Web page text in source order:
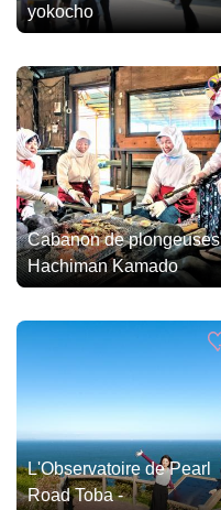
yokocho
Cabanon de plongeuses
Hachiman Kamado
L'Observatoire de Pearl
Road Toba -